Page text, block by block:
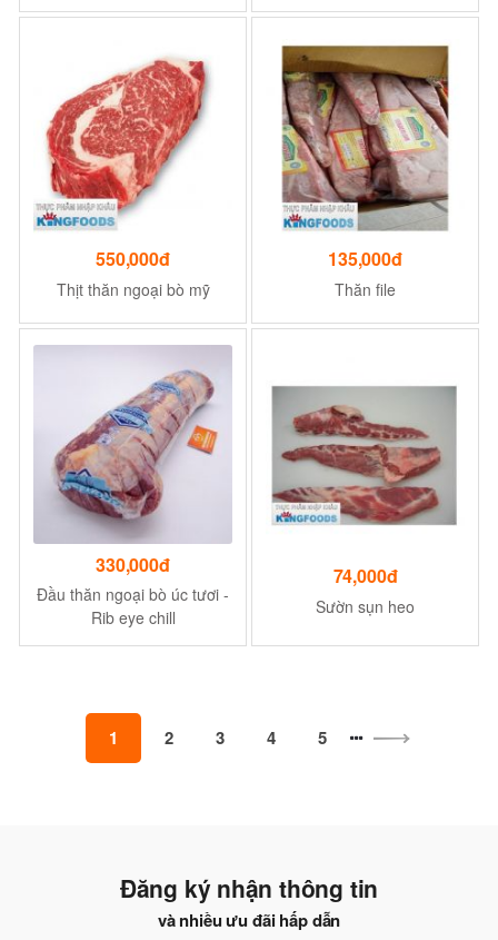
550,000đ
Thịt thăn ngoại bò mỹ
135,000đ
Thăn file
330,000đ
Đầu thăn ngoại bò úc tươi -
Rib eye chill
74,000đ
Sườn sụn heo
1 2 3 4 5
Đăng ký nhận thông tin
và nhiều ưu đãi hấp dẫn